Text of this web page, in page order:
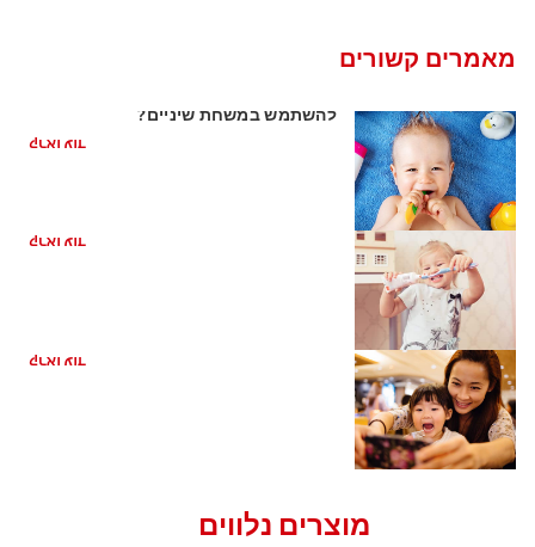
מאמרים קשורים
להשתמש במשחת שיניים?
קראו עוד
קראו עוד
קראו עוד
מוצרים נלווים